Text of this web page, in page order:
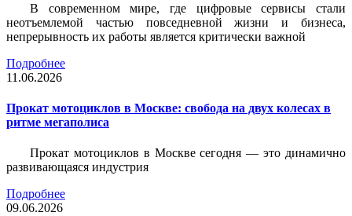
В современном мире, где цифровые сервисы стали
неотъемлемой частью повседневной жизни и бизнеса,
непрерывность их работы является критически важной
Подробнее
11.06.2026
Прокат мотоциклов в Москве: свобода на двух колесах в
ритме мегаполиса
Прокат мотоциклов в Москве сегодня — это динамично
развивающаяся индустрия
Подробнее
09.06.2026